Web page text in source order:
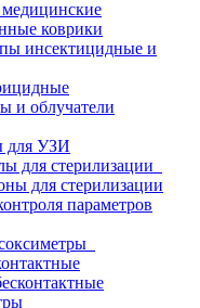
коврики
инсектицидные и
и облучатели
для УЗИ
для стерилизации
для стерилизации
параметров